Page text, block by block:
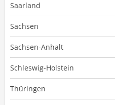
Saarland
Sachsen
Sachsen-Anhalt
Schleswig-Holstein
Thüringen